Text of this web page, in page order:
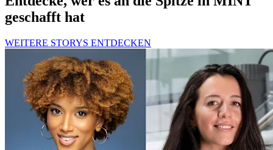
geschafft hat
WEITERE STORYS ENTDECKEN